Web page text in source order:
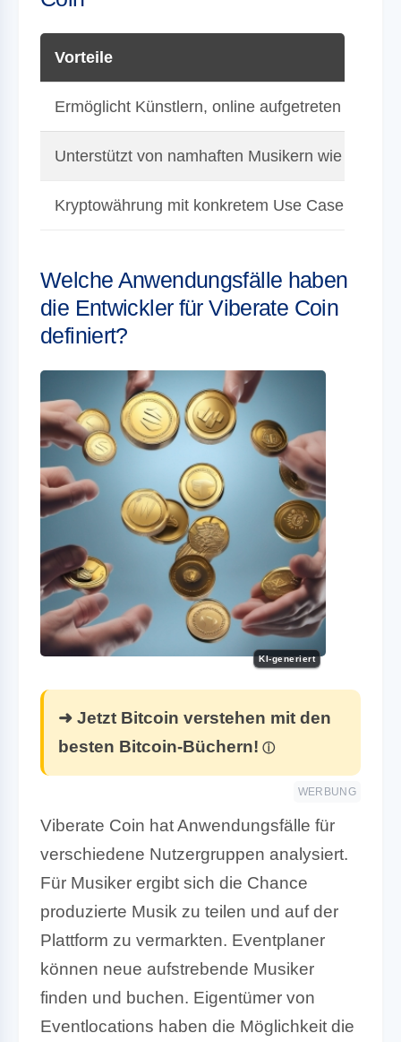
Vorteile
Ermöglicht Künstlern, online aufgetreten zu
Unterstützt von namhaften Musikern wie
Kryptowährung mit konkretem Use Case
Welche Anwendungsfälle haben
die Entwickler für Viberate Coin
definiert?
KI-generiert
➜ Jetzt Bitcoin verstehen mit den
besten Bitcoin-Büchern!
WERBUNG
Viberate Coin hat Anwendungsfälle für
verschiedene Nutzergruppen analysiert.
Für Musiker ergibt sich die Chance
produzierte Musik zu teilen und auf der
Plattform zu vermarkten. Eventplaner
können neue aufstrebende Musiker
finden und buchen. Eigentümer von
Eventlocations haben die Möglichkeit die